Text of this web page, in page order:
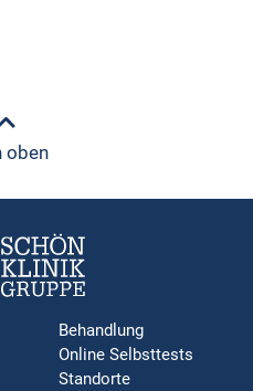
oben
Behandlung
Online Selbsttests
Standorte